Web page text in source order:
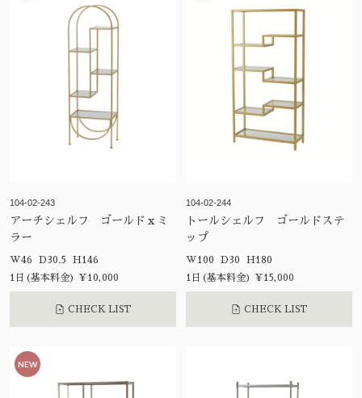
104-02-243
アーチシェルフ ゴールドｘミ
ラー
W46 D30.5 H146
1日(基本料金) ¥10,000
CHECK LIST
104-02-244
トールシェルフ ゴールドステ
ップ
W100 D30 H180
1日(基本料金) ¥15,000
CHECK LIST
NEW